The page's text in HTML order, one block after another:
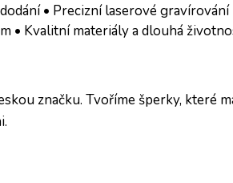
• Precizní laserové gravírování
• Kvalitní materiály a dlouhá
značku. Tvoříme šperky, které